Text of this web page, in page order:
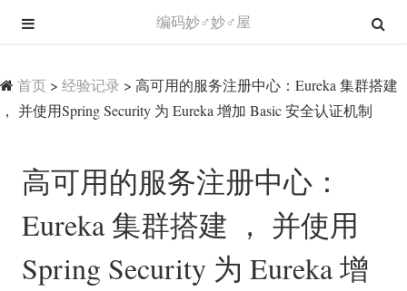
编码妙♂妙♂屋
首页 > 经验记录 > 高可用的服务注册中心：Eureka 集群搭建
， 并使用Spring Security 为 Eureka 增加 Basic 安全认证机制
高可用的服务注册中心：
Eureka 集群搭建 ， 并使用
Spring Security 为 Eureka 增